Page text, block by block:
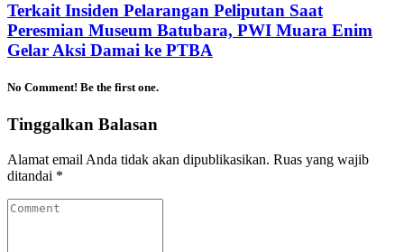
Terkait Insiden Pelarangan Peliputan Saat
Peresmian Museum Batubara, PWI Muara Enim
Gelar Aksi Damai ke PTBA
No Comment! Be the first one.
Tinggalkan Balasan
Alamat email Anda tidak akan dipublikasikan. Ruas yang wajib
ditandai *